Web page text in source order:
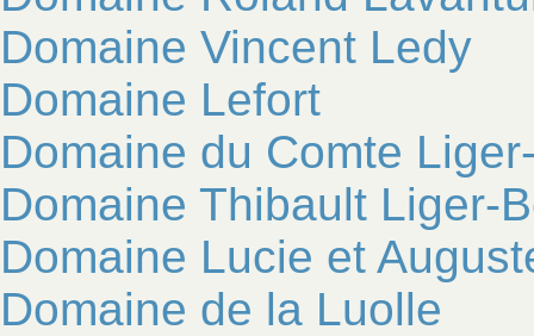
Domaine Vincent Ledy
Domaine Lefort
Domaine du Comte
Domaine Thibault Liger-
Domaine Lucie et
Domaine de la Luolle